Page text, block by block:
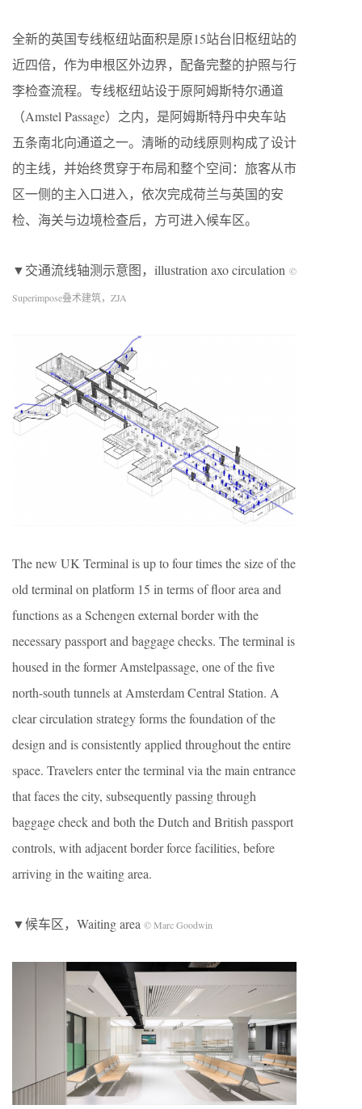
全新的英国专线枢纽站面积是原15站台旧枢纽站的
近四倍，作为申根区外边界，配备完整的护照与行
李检查流程。专线枢纽站设于原阿姆斯特尔通道
（Amstel Passage）之内，是阿姆斯特丹中央车站
五条南北向通道之一。清晰的动线原则构成了设计
的主线，并始终贯穿于布局和整个空间：旅客从市
区一侧的主入口进入，依次完成荷兰与英国的安
检、海关与边境检查后，方可进入候车区。
▼交通流线轴测示意图，illustration axo circulation ©
Superimpose叠术建筑，ZJA
The new UK Terminal is up to four times the size of the
old terminal on platform 15 in terms of floor area and
functions as a Schengen external border with the
necessary passport and baggage checks. The terminal is
housed in the former Amstelpassage, one of the five
north-south tunnels at Amsterdam Central Station. A
clear circulation strategy forms the foundation of the
design and is consistently applied throughout the entire
space. Travelers enter the terminal via the main entrance
that faces the city, subsequently passing through
baggage check and both the Dutch and British passport
controls, with adjacent border force facilities, before
arriving in the waiting area.
▼候车区，Waiting area © Marc Goodwin